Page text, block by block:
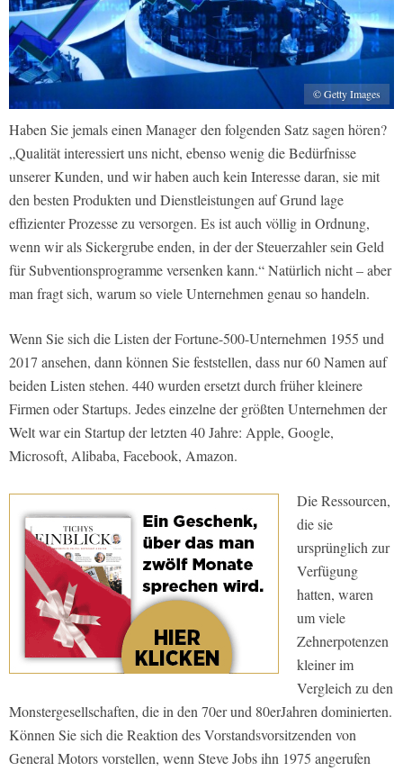
© Getty Images
Haben Sie jemals einen Manager den folgenden Satz sagen hören?
„Qualität interessiert uns nicht, ebenso wenig die Bedürfnisse
unserer Kunden, und wir haben auch kein Inter­esse daran, sie mit
den besten Produk­ten und Dienstleistungen auf Grund­ lage
effizienter Prozesse zu versorgen. Es ist auch völlig in Ordnung,
wenn wir als Sickergrube enden, in der der Steuerzahler sein Geld
für Subventionsprogramme versenken kann.“ Natürlich nicht – aber
man fragt sich, warum so viele Unternehmen genau so handeln.
Wenn Sie sich die Listen der For­tune­-500­-Unternehmen 1955 und
2017 ansehen, dann können Sie feststellen, dass nur 60 Namen auf
beiden Listen stehen. 440 wurden ersetzt durch frü­her kleinere
Firmen oder Start­ups. Jedes einzelne der größten Unterneh­men der
Welt war ein Start­up der letz­ten 40 Jahre: Apple, Google,
Microsoft, Alibaba, Facebook, Amazon.
Die Ressourcen,
die sie
ursprünglich zur
Verfügung
hatten, waren
um viele
Zehnerpotenzen
kleiner im
Vergleich zu den
Monstergesellschaften, die in den 70er­ und 80er­Jahren dominier­ten.
Können Sie sich die Reaktion des Vorstandsvorsitzenden von
General Motors vorstellen, wenn Steve Jobs ihn 1975 angerufen